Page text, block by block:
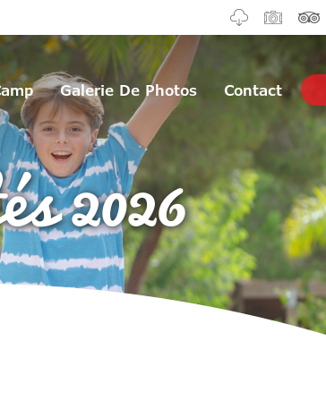
Galerie De Photos Contact
2026